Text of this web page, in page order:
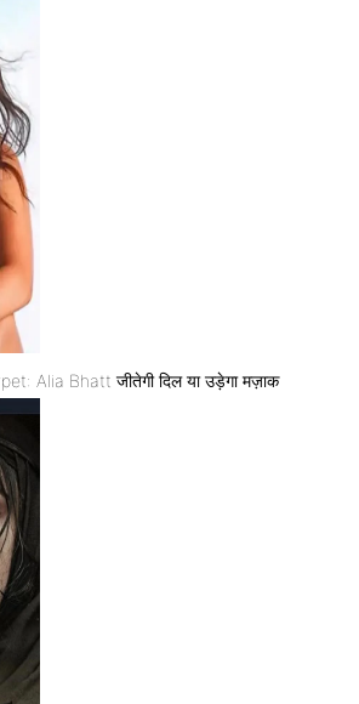
Alia Bhatt जीतेगी दिल या उड़ेगा मज़ाक